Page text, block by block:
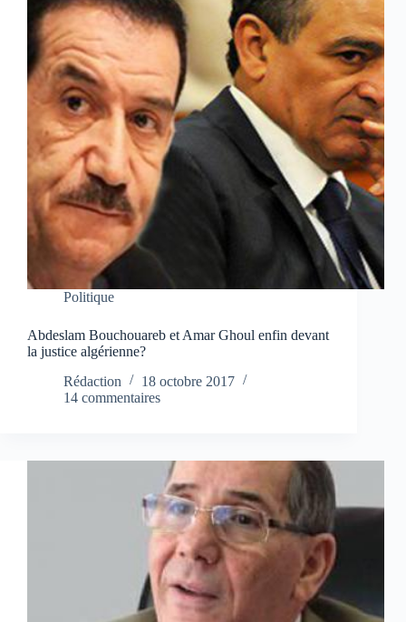
Politique
Abdeslam Bouchouareb et Amar Ghoul enfin devant
la justice algérienne?
Rédaction
18 octobre 2017
14 commentaires